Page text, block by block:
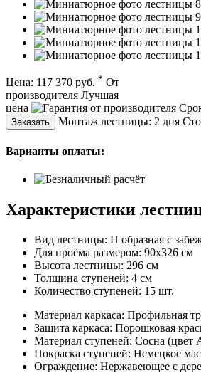
Цена: 117 370 руб. * От
производителя Лучшая
цена
Заказать Монтаж лестницы: 2 дня
Варианты оплаты:
Характеристики
Вид лестницы: П образная с
Для проёма размером: 90х326 см
Высота лестницы: 296 см
Толщина ступеней: 4 см
Количество ступеней: 15 шт.
Материал каркаса: Профильная
Защита каркаса: Порошковая
Материал ступеней: Сосна (цвет
Покраска ступеней: Немецкое
Ограждение: Нержавеющее с